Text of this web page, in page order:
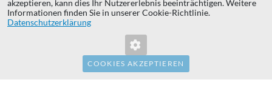
| All logos and trademarks are properties of their respective
owners.
akzeptieren, kann dies Ihr Nutzererlebnis beeinträchtigen. Weitere
Informationen finden Sie in unserer Cookie-Richtlinie.
Datenschutzerklärung
COOKIES AKZEPTIEREN